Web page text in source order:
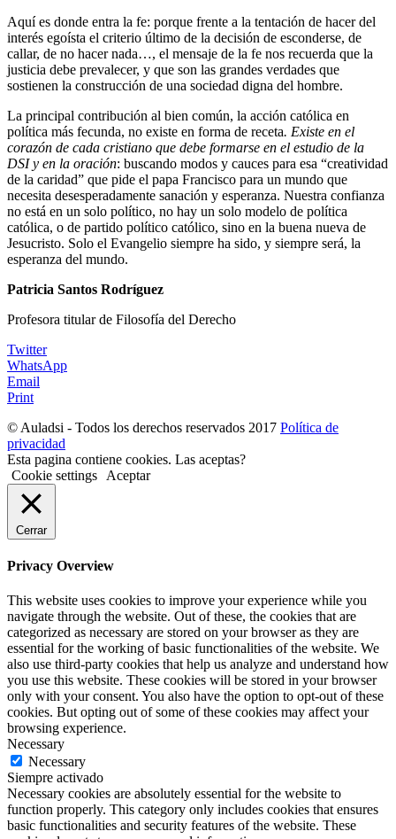
Aquí es donde entra la fe: porque frente a la tentación de hacer del
interés egoísta el criterio último de la decisión de esconderse, de
callar, de no hacer nada…, el mensaje de la fe nos recuerda que la
justicia debe prevalecer, y que son las grandes verdades que
sostienen la construcción de una sociedad digna del hombre.
La principal contribución al bien común, la acción católica en
política más fecunda, no existe en forma de receta. Existe en el
corazón de cada cristiano que debe formarse en el estudio de la
DSI y en la oración: buscando modos y cauces para esa “creatividad
de la caridad” que pide el papa Francisco para un mundo que
necesita desesperadamente sanación y esperanza. Nuestra confianza
no está en un solo político, no hay un solo modelo de política
católica, o de partido político católico, sino en la buena nueva de
Jesucristo. Solo el Evangelio siempre ha sido, y siempre será, la
esperanza del mundo.
Patricia Santos Rodríguez
Profesora titular de Filosofía del Derecho
Twitter
WhatsApp
Email
Print
© Auladsi - Todos los derechos reservados 2017 Política de
privacidad
Esta pagina contiene cookies. Las aceptas?
Cookie settings
Aceptar
Cerrar
Privacy Overview
This website uses cookies to improve your experience while you
navigate through the website. Out of these, the cookies that are
categorized as necessary are stored on your browser as they are
essential for the working of basic functionalities of the website. We
also use third-party cookies that help us analyze and understand how
you use this website. These cookies will be stored in your browser
only with your consent. You also have the option to opt-out of these
cookies. But opting out of some of these cookies may affect your
browsing experience.
Necessary
Necessary
Siempre activado
Necessary cookies are absolutely essential for the website to
function properly. This category only includes cookies that ensures
basic functionalities and security features of the website. These